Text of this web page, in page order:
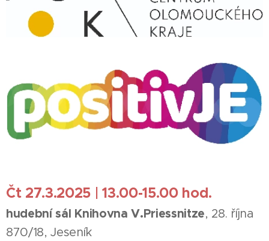
Čt 27.3.2025 | 13.00-15.00 hod.
hudební sál Knihovna V.Priessnitze, 28. října
870/18, Jeseník